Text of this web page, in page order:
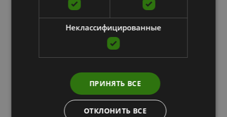
Неклассифицированные
ПРИНЯТЬ ВСЕ
ОТКЛОНИТЬ ВСЕ